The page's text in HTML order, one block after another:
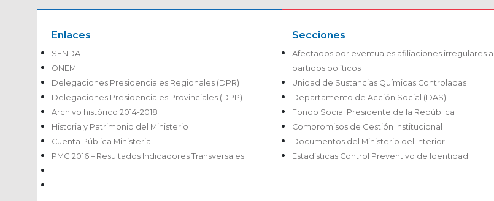
Enlaces
SENDA
ONEMI
Delegaciones Presidenciales Regionales (DPR)
Delegaciones Presidenciales Provinciales (DPP)
Archivo histórico 2014-2018
Historia y Patrimonio del Ministerio
Cuenta Pública Ministerial
PMG 2016 – Resultados Indicadores Transversales
Secciones
Afectados por eventuales afiliaciones irregulares a
partidos políticos
Unidad de Sustancias Químicas Controladas
Departamento de Acción Social (DAS)
Fondo Social Presidente de la República
Compromisos de Gestión Institucional
Documentos del Ministerio del Interior
Estadísticas Control Preventivo de Identidad